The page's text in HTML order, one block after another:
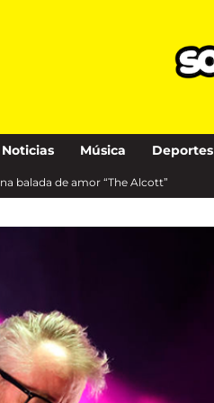
Noticias Música Deportes
balada de amor “The Alcott”